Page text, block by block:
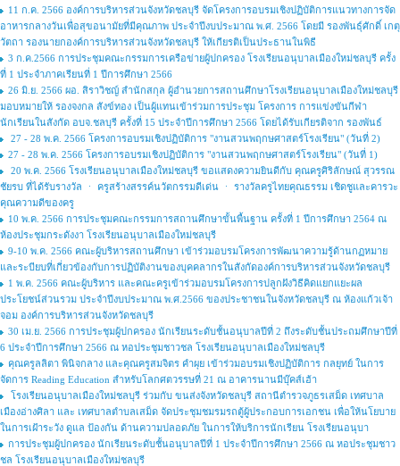
11 ก.ค. 2566 องค์การบริหารส่วนจังหวัดชลบุรี จัดโครงการอบรมเชิงปฏิบัติการแนวทางการจัด
อาหารกลางวันเพื่อสุขอนามัยที่มีคุณภาพ ประจำปีงบประมาณ พ.ศ. 2566 โดยมี รองพันธ์ุศักดิ์ เกตุ
วัตถา รองนายกองค์การบริหารส่วนจังหวัดชลบุรี ให้เกียรติเป็นประธานในพิธี
3 ก.ค.2566 การประชุมคณะกรรมการเครือข่ายผู้ปกครอง โรงเรียนอนุบาลเมืองใหม่ชลบุรี ครั้ง
ที่ 1 ประจำภาคเรียนที่ 1 ปีการศึกษา 2566
26 มิ.ย. 2566 ผอ. สิราวิชญ์ สำนักสกุล ผู้อำนวยการสถานศึกษาโรงเรียนอนุบาลเมืองใหม่ชลบุรี
มอบหมายให้ รองจงกล สังข์ทอง เป็นผู้แทนเข้าร่วมการประชุม โครงการ การแข่งขันกีฬา
นักเรียนในสังกัด อบจ.ชลบุรี ครั้งที่ 15 ประจำปีการศึกษา 2566 โดยได้รับเกียรติจาก รองพันธ์
27 - 28 พ.ค. 2566 โครงการอบรมเชิงปฏิบัติการ "งานสวนพฤกษศาสตร์โรงเรียน" (วันที่ 2)
27 - 28 พ.ค. 2566 โครงการอบรมเชิงปฏิบัติการ "งานสวนพฤกษศาสตร์โรงเรียน" (วันที่ 1)
20 พ.ค. 2566 โรงเรียนอนุบาลเมืองใหม่ชลบุรี ขอแสดงความยินดีกับ คุณครูศิริลักษณ์ สุวรรณ
ชัยรบ ที่ได้รับรางวัล ㆍ ครูสร้างสรรค์นวัตกรรมดีเด่น ㆍ รางวัลครูไทยคุณธรรม เชิดชูและคารวะ
คุณความดีของครู
10 พ.ค. 2566 การประชุมคณะกรรมการสถานศึกษาขั้นพื้นฐาน ครั้งที่ 1 ปีการศึกษา 2564 ณ
ห้องประชุมกระดังงา โรงเรียนอนุบาลเมืองใหม่ชลบุรี
9-10 พ.ค. 2566 คณะผู้บริหารสถานศึกษา เข้าร่วมอบรมโครงการพัฒนาความรู้ด้านกฏหมาย
และระบียบที่เกี่ยวข้องกับการปฏิบัติงานของบุคคลากรในสังกัดองค์การบริหารส่วนจังหวัดชลบุรี
1 พ.ค. 2566 คณะผู้บริหาร และคณะครูเข้าร่วมอบรมโครงการปลูกฝังวิธีคิดแยกแยะผล
ประโยชน์ส่วนรวม ประจำปีงบประมาณ พ.ศ.2566 ของประชาชนในจังหวัดชลบุรี ณ ห้องแก้วเจ้า
จอม องค์การบริหารส่วนจังหวัดชลบุรี
30 เม.ย. 2566 การประชุมผู้ปกครอง นักเรียนระดับชั้นอนุบาลปีที่ 2 ถึงระดับชั้นประถมศึกษาปีที่
6 ประจำปีการศึกษา 2566 ณ หอประชุมชาวชล โรงเรียนอนุบาลเมืองใหม่ชลบุรี
คุณครูลลิตา พินิจกลาง และคุณครูสมจิตร คำผุย เข้าร่วมอบรมเชิงปฏิบัติการ กลยุทย์ ในการ
จัดการ Reading Education สำหรับโลกศตวรรษที่ 21 ณ อาคารนานมีบุ๊คส์เฮ้า
โรงเรียนอนุบาลเมืองใหม่ชลบุรี ร่วมกับ ขนส่งจังหวัดชลบุรี สถานีตำรวจภูธรเสม็ด เทศบาล
เมืองอ่างศิลา และ เทศบาลตำบลเสม็ด จัดประชุมชมรมรถตู้ผู้ประกอบการเอกชน เพื่อให้นโยบาย
ในการเฝ้าระวัง ดูแล ป้องกัน ด้านความปลอดภัย ในการให้บริการนักเรียน โรงเรียนอนุบา
การประชุมผู้ปกครอง นักเรียนระดับชั้นอนุบาลปีที่ 1 ประจำปีการศึกษา 2566 ณ หอประชุมชาว
ชล โรงเรียนอนุบาลเมืองใหม่ชลบุรี